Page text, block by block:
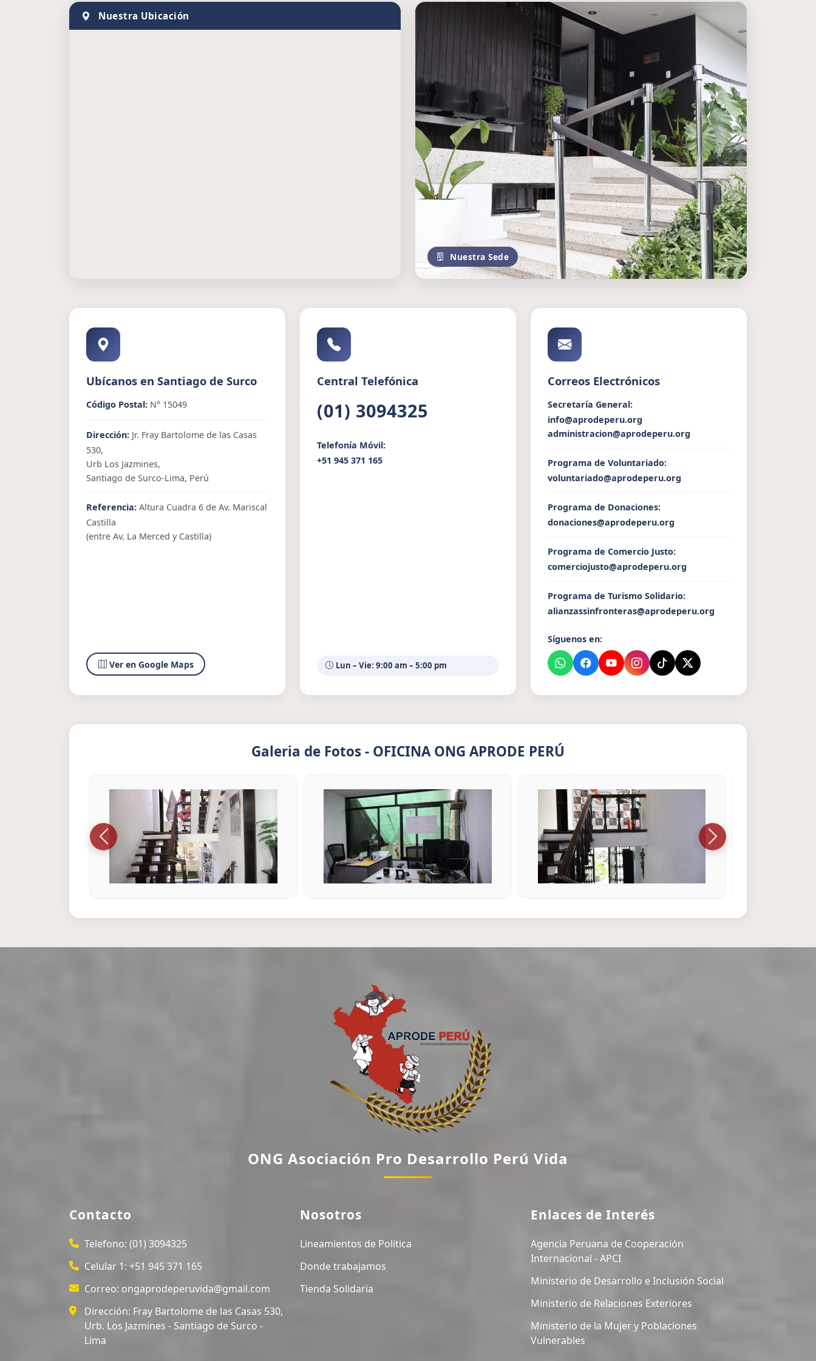
Nuestra Ubicación
Nuestra Sede
Ubícanos en Santiago de Surco
Código Postal: N° 15049
Dirección: Jr. Fray Bartolome de las Casas
530,
Urb Los Jazmines,
Santiago de Surco-Lima, Perú
Referencia: Altura Cuadra 6 de Av. Mariscal
Castilla
(entre Av. La Merced y Castilla)
Ver en Google Maps
Central Telefónica
(01) 3094325
Telefonía Móvil:
+51 945 371 165
Lun – Vie: 9:00 am – 5:00 pm
Correos Electrónicos
Secretaría General:
info@aprodeperu.org
administracion@aprodeperu.org
Programa de Voluntariado:
voluntariado@aprodeperu.org
Programa de Donaciones:
donaciones@aprodeperu.org
Programa de Comercio Justo:
comerciojusto@aprodeperu.org
Programa de Turismo Solidario:
alianzassinfronteras@aprodeperu.org
Síguenos en:
Galeria de Fotos - OFICINA ONG APRODE PERÚ
ONG Asociación Pro Desarrollo Perú Vida
Contacto
Telefono: (01) 3094325
Celular 1: +51 945 371 165
Correo: ongaprodeperuvida@gmail.com
Dirección: Fray Bartolome de las Casas 530,
Urb. Los Jazmines - Santiago de Surco -
Lima
Nosotros
Lineamientos de Política
Donde trabajamos
Tienda Solidaria
Enlaces de Interés
Agencia Peruana de Cooperación
Internacional - APCI
Ministerio de Desarrollo e Inclusión Social
Ministerio de Relaciones Exteriores
Ministerio de la Mujer y Poblaciones
Vulnerables